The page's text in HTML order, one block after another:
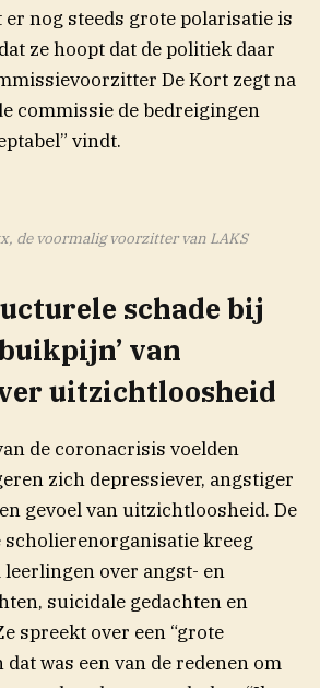
er nog steeds grote polarisatie is
ze hoopt dat de politiek daar
De Kort zegt na
commissie de bedreigingen
vindt.
de voormalig voorzitter van LAKS
schade bij
van
uitzichtloosheid
de coronacrisis voelden
zich depressiever, angstiger
gevoel van uitzichtloosheid. De
kreeg
over angst- en
suicidale gedachten en
spreekt over een “grote
was een van de redenen om